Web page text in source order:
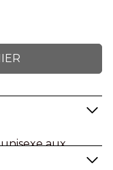
aux
Américain des